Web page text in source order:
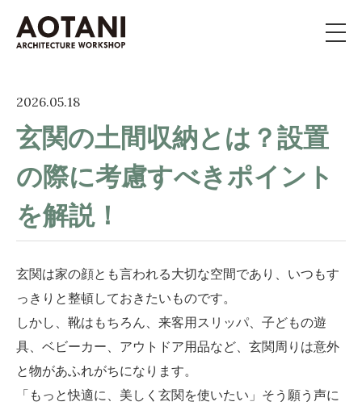
新築・移住・別荘・リノベを
お考えの方へ
施工事例
イベント
よくある質問
ライブラリー
お客様の声
2026.05.18
玄関の土間収納とは？設置
の際に考慮すべきポイント
を解説！
玄関は家の顔とも言われる大切な空間であり、いつもす
っきりと整頓しておきたいものです。
しかし、靴はもちろん、来客用スリッパ、子どもの遊
具、ベビーカー、アウトドア用品など、玄関周りは意外
と物があふれがちになります。
「もっと快適に、美しく玄関を使いたい」そう願う声に